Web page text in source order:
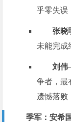
乎零失误
张晓
未能完成
刘伟
争者，最
遗憾落败
季军：安希